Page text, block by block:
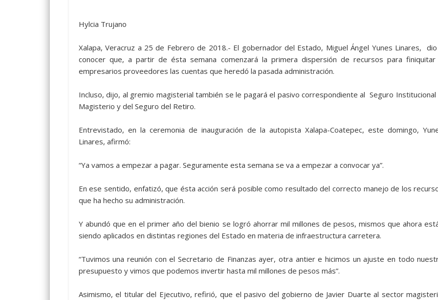
Hylcia Trujano
Xalapa, Veracruz a 25 de Febrero de 2018.- El gobernador del Estado, Miguel Ángel Yunes Linares,
conocer que, a partir de ésta semana comenzará la primera dispersión de recursos para
empresarios proveedores las cuentas que heredó la pasada administración.
Incluso, dijo, al gremio magisterial también se le pagará el pasivo correspondiente al Seguro Institucional
Magisterio y del Seguro del Retiro.
Entrevistado, en la ceremonia de inauguración de la autopista Xalapa-Coatepec, este domingo,
Linares, afirmó:
“Ya vamos a empezar a pagar. Seguramente esta semana se va a empezar a convocar ya”.
En ese sentido, enfatizó, que ésta acción será posible como resultado del correcto manejo de los
que ha hecho su administración.
Y abundó que en el primer año del bienio se logró ahorrar mil millones de pesos, mismos que ahora
siendo aplicados en distintas regiones del Estado en materia de infraestructura carretera.
“Tuvimos una reunión con el Secretario de Finanzas ayer, otra antier e hicimos un ajuste en todo
presupuesto y vimos que podemos invertir hasta mil millones de pesos más”.
Asimismo, el titular del Ejecutivo, refirió, que el pasivo del gobierno de Javier Duarte al sector